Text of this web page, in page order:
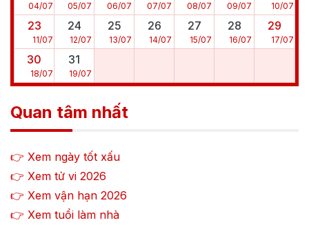
04/07 05/07 06/07 07/07 08/07 09/07 10/07
23
11/07
24
12/07
25
13/07
26
14/07
27
15/07
28
16/07
29
17/07
30
18/07
31
19/07
Quan tâm nhất
👉 Xem ngày tốt xấu
👉 Xem tử vi 2026
👉 Xem vận hạn 2026
👉 Xem tuổi làm nhà